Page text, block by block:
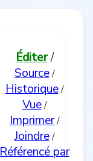
Éditer/
Source/
Historique/
Vue/
Imprimer/
Joindre/
Référencé par